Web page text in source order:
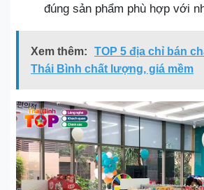
đúng sản phẩm phù hợp với
Xem thêm:
TOP 5 địa chỉ bán
Thái Bình chất lượng, giá mềm